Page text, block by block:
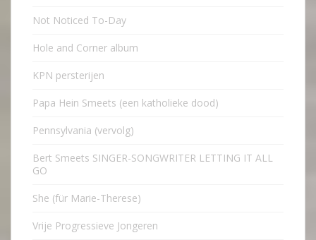
Not Noticed To-Day
Hole and Corner album
KPN persterijen
Papa Hein Smeets (een katholieke dood)
Pennsylvania (vervolg)
Bert Smeets SINGER-SONGWRITER LETTING IT ALL
GO
She (für Marie-Therese)
Vrije Progressieve Jongeren